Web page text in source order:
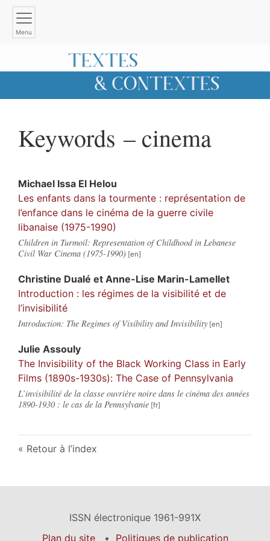
Menu
Keywords – cinema
Michael Issa El Helou
Les enfants dans la tourmente : représentation de
l’enfance dans le cinéma de la guerre civile
libanaise (1975-1990)
Children in Turmoil: Representation of Childhood in Lebanese
Civil War Cinema (1975-1990)
Christine Dualé et Anne-Lise Marin-Lamellet
Introduction : les régimes de la visibilité et de
l’invisibilité
Introduction: The Regimes of Visibility and Invisibility
Julie Assouly
The Invisibility of the Black Working Class in Early
Films (1890s-1930s): The Case of Pennsylvania
L’invisibilité de la classe ouvrière noire dans le cinéma des années
1890-1930 : le cas de la Pennsylvanie
Retour à l’index
ISSN électronique 1961-991X
Plan du site
Politiques de publication